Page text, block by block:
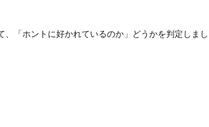
「ホントに好かれているのか」どうかを判定しまし